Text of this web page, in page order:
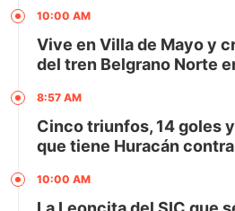
10:00 AM
Vive en Villa de Mayo y
del tren Belgrano Norte
8:57 AM
Cinco triunfos, 14 goles
que tiene Huracán
10:00 AM